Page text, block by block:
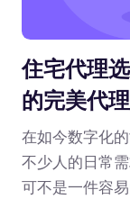
住宅代理
的完美代理
在如今数字化
不少人的日常
可不是一件容